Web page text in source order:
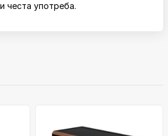
честа употреба.